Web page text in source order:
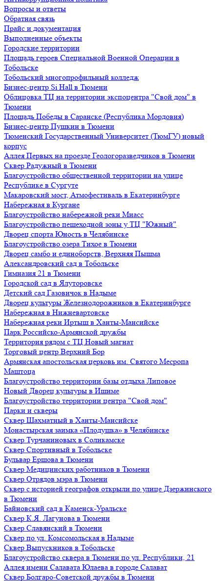
Вопросы и ответы
Обратная связь
Прайс и документация
Выполненные объекты
Городские территории
Площадь героев Специальной Военной Операции в
Тобольске
Тобольский многопрофильный колледж
Бизнес-центр Si Hall в Тюмени
Облицовка ТЦ на территории экспоцентра "Свой дом" в
Тюмени
Площадь Победы в Саранске (Республика Мордовия)
Бизнес-центр Пушкин в Тюмени
Тюменский Государственный Университет (ТюмГУ) новый
корпус
Аллея Первых на проезде Геологоразведчиков в Тюмени
Сквер Радужный в Тюмени
Благоустройство общественной территории на улице
Республике в Сургуте
Макаровский мост, Атмофестиваль в Екатеринбурге
Набережная в Кургане
Благоустройство набережной реки Миасс
Благоустройство пешеходной зоны у ТЦ "Южный"
Дворец спорта Юность в Челябинске
Благоустройство озера Тихое в Тюмени
Дворец самбо и единоборств, Верхняя Пышма
Александровский сад в Тобольске
Гимназия 21 в Тюмени
Городской сад в Ялуторовске
Детский сад Газовичок в Надыме
Дворец культуры Железнодорожников в Екатеринбурге
Набережная в Нижневартовске
Набережная реки Иртыш в Ханты-Мансийске
Парк Российско-Армянской дружбы
Территория рядом с ТЦ Новый магнат
Торговый центр Верхний Бор
Армянская апостольская церковь им. Святого Месропа
Маштоца
Благоустройство территории базы отдыха Липовое
Нoвый Двoрeц культуры в Ишимe
Благоустройство территории центра "Свой дом"
Парки и скверы
Сквер Шахматный в Ханты-Мансийске
Монастырская заимка «Плодушка» в Челябинске
Сквер Турчаниновых в Соликамске
Сквер Спортивный в Тобольске
Бульвар Ершова в Тюмени
Сквер Медицинских работников в Тюмени
Сквер Отрядов мэра в Тюмени
Сквер с историей географов открыли по улице Дзержинского
в Тюмени
Байновский сад в Каменск-Уральске
Сквер К.Я. Лагунова в Тюмени
Сквер Славянский в Тюмени
Сквер по ул. Комсомольская в Надыме
Сквер Выпускников в Тобольске
Благоустройство сквера в Тюмени по ул. Республики, 21
Аллея имени Салавата Юлаева в городе Салават
Сквер Болгаро-Советской дружбы в Тюмени